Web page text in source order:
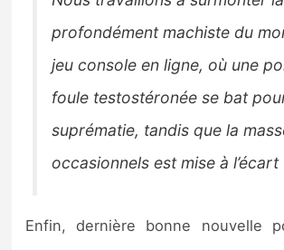
profondément machiste du
jeu console en ligne, où une
foule testostéronée se bat
suprématie, tandis que la
occasionnels est mise à l’écart
Enfin, dernière bonne nouvelle